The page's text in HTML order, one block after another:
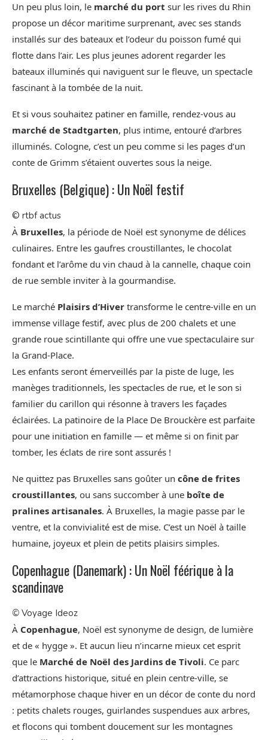
Un peu plus loin, le marché du port sur les rives du Rhin
propose un décor maritime surprenant, avec ses stands
installés sur des bateaux et l’odeur du poisson fumé qui
flotte dans l’air. Les plus jeunes adorent regarder les
bateaux illuminés qui naviguent sur le fleuve, un spectacle
fascinant à la tombée de la nuit.
Et si vous souhaitez patiner en famille, rendez-vous au
marché de Stadtgarten, plus intime, entouré d’arbres
illuminés. Cologne, c’est un peu comme si les pages d’un
conte de Grimm s’étaient ouvertes sous la neige.
Bruxelles (Belgique) : Un Noël festif
© rtbf actus
À Bruxelles, la période de Noël est synonyme de délices
culinaires. Entre les gaufres croustillantes, le chocolat
fondant et l’arôme du vin chaud à la cannelle, chaque coin
de rue semble inviter à la gourmandise.
Le marché Plaisirs d’Hiver transforme le centre-ville en un
immense village festif, avec plus de 200 chalets et une
grande roue scintillante qui offre une vue spectaculaire sur
la Grand-Place.
Les enfants seront émerveillés par la piste de luge, les
manèges traditionnels, les spectacles de rue, et le son si
familier du carillon qui résonne à travers les façades
éclairées. La patinoire de la Place De Brouckère est parfaite
pour une initiation en famille — et même si on finit par
tomber, les éclats de rire sont assurés !
Ne quittez pas Bruxelles sans goûter un cône de frites
croustillantes, ou sans succomber à une boîte de
pralines artisanales. À Bruxelles, la magie passe par le
ventre, et la convivialité est de mise. C’est un Noël à taille
humaine, joyeux et plein de petits plaisirs simples.
Copenhague (Danemark) : Un Noël féérique à la
scandinave
© Voyage Ideoz
À Copenhague, Noël est synonyme de design, de lumière
et de « hygge ». Et aucun lieu n’incarne mieux cet esprit
que le Marché de Noël des Jardins de Tivoli. Ce parc
d’attractions historique, situé en plein centre-ville, se
métamorphose chaque hiver en un décor de conte du nord
: petits chalets rouges, guirlandes suspendues aux arbres,
et flocons qui tombent doucement sur les montagnes